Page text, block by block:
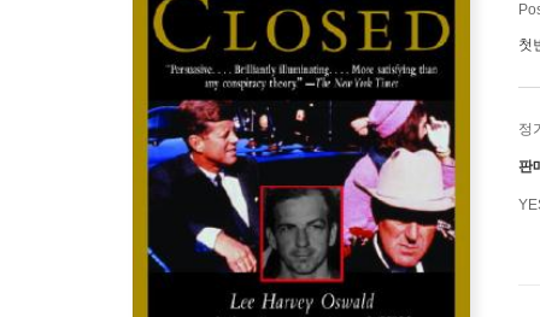
첫
정
판